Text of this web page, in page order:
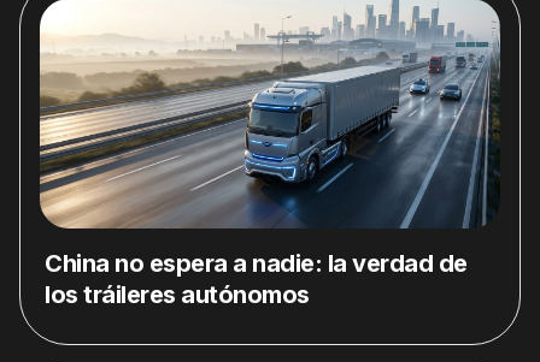
China no espera a nadie: la verdad de
los tráileres autónomos